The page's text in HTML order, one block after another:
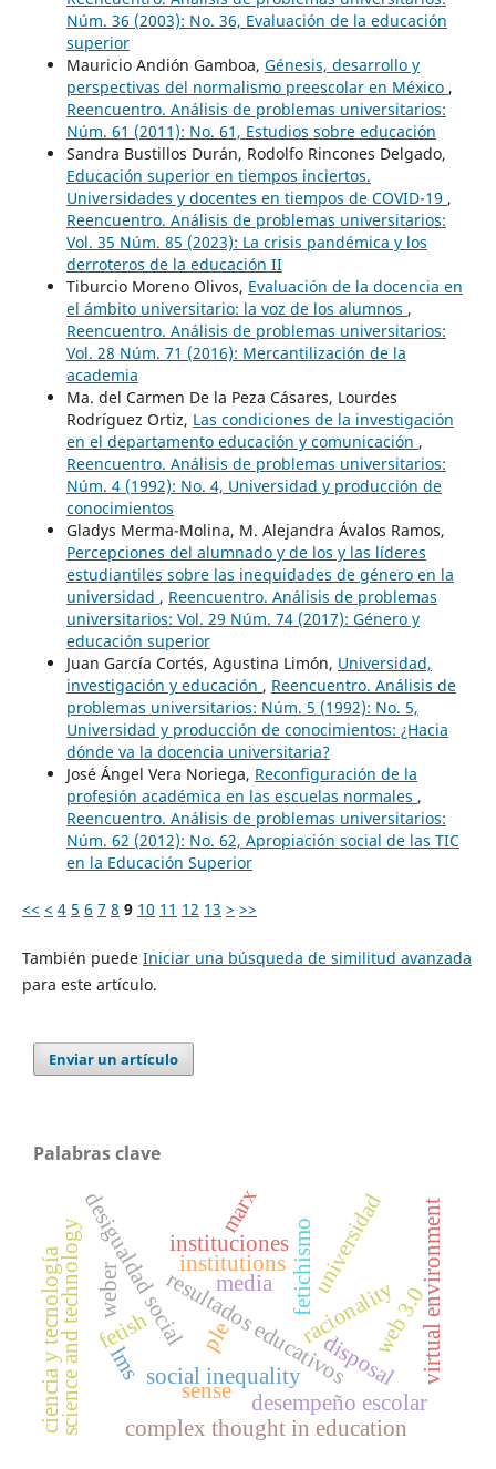
Núm. 36 (2003): No. 36, Evaluación de la educación
superior
Mauricio Andión Gamboa, Génesis, desarrollo y
perspectivas del normalismo preescolar en México ,
Reencuentro. Análisis de problemas universitarios:
Núm. 61 (2011): No. 61, Estudios sobre educación
Sandra Bustillos Durán, Rodolfo Rincones Delgado,
Educación superior en tiempos inciertos.
Universidades y docentes en tiempos de COVID-19 ,
Reencuentro. Análisis de problemas universitarios:
Vol. 35 Núm. 85 (2023): La crisis pandémica y los
derroteros de la educación II
Tiburcio Moreno Olivos, Evaluación de la docencia en
el ámbito universitario: la voz de los alumnos ,
Reencuentro. Análisis de problemas universitarios:
Vol. 28 Núm. 71 (2016): Mercantilización de la
academia
Ma. del Carmen De la Peza Cásares, Lourdes
Rodríguez Ortiz, Las condiciones de la investigación
en el departamento educación y comunicación ,
Reencuentro. Análisis de problemas universitarios:
Núm. 4 (1992): No. 4, Universidad y producción de
conocimientos
Gladys Merma-Molina, M. Alejandra Ávalos Ramos,
Percepciones del alumnado y de los y las líderes
estudiantiles sobre las inequidades de género en la
universidad , Reencuentro. Análisis de problemas
universitarios: Vol. 29 Núm. 74 (2017): Género y
educación superior
Juan García Cortés, Agustina Limón, Universidad,
investigación y educación , Reencuentro. Análisis de
problemas universitarios: Núm. 5 (1992): No. 5,
Universidad y producción de conocimientos: ¿Hacia
dónde va la docencia universitaria?
José Ángel Vera Noriega, Reconfiguración de la
profesión académica en las escuelas normales ,
Reencuentro. Análisis de problemas universitarios:
Núm. 62 (2012): No. 62, Apropiación social de las TIC
en la Educación Superior
<< < 4 5 6 7 8 9 10 11 12 13 > >>
También puede Iniciar una búsqueda de similitud avanzada
para este artículo.
Enviar un artículo
Palabras clave
universidad
fetichismo
resultados educativos
desempeño escolar
social inequality
desigualdad social racionality
weber institutions
instituciones
fetish
disposal
marx
media
science and technology
ciencia y tecnología virtual environment
ple
lms
web 3.0
complex thought in education
sense